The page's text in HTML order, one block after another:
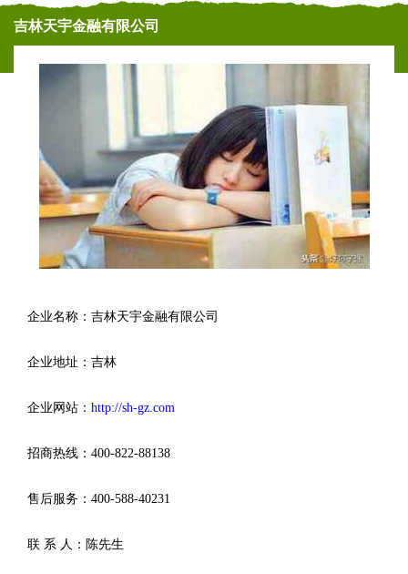
吉林天宇金融有限公司
企业名称：吉林天宇金融有限公司
企业地址：吉林
企业网站： http://sh-gz.com
招商热线：400-822-88138
售后服务：400-588-40231
联 系 人：陈先生